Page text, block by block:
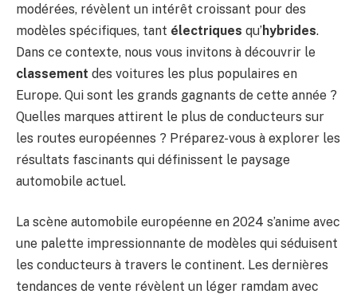
modérées, révèlent un intérêt croissant pour des
modèles spécifiques, tant électriques qu’hybrides.
Dans ce contexte, nous vous invitons à découvrir le
classement des voitures les plus populaires en
Europe. Qui sont les grands gagnants de cette année ?
Quelles marques attirent le plus de conducteurs sur
les routes européennes ? Préparez-vous à explorer les
résultats fascinants qui définissent le paysage
automobile actuel.
La scène automobile européenne en 2024 s’anime avec
une palette impressionnante de modèles qui séduisent
les conducteurs à travers le continent. Les dernières
tendances de vente révèlent un léger ramdam avec